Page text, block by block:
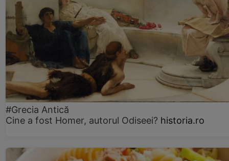
#Grecia Antică
Cine a fost Homer, autorul Odiseei? historia.ro